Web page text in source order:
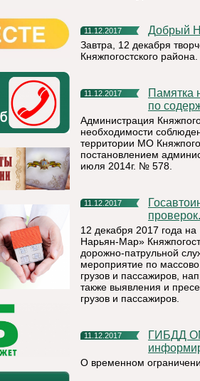
11.12.2017 Добрый
Завтра, 12 декабря
Княжпогостского района.
11.12.2017
Памятка населению Княжпогостского муниципального района
по
Администрация
необходимости
территории МО
постановлением
июля 2014г. № 578.
11.12.2017
Госавтоинспекторы проверят водителей во время массовых
проверок.
12 декабря 2017 года
Нарьян-Мар»
дорожно-патрульной
мероприятие по
грузов и пассажиров,
также выявления и
грузов и пассажиров.
11.12.2017
ГИБДД ОМВД России по Княжпогостскому району
О временном